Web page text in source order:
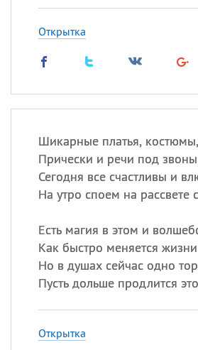
Открытка
Шикарные платья,
Прически и речи под
Сегодня все счастливы и
На утро споем на рассвете
Есть магия в этом и
Как быстро меняется
Но в душах сейчас одно
Пусть дольше продлится
Открытка